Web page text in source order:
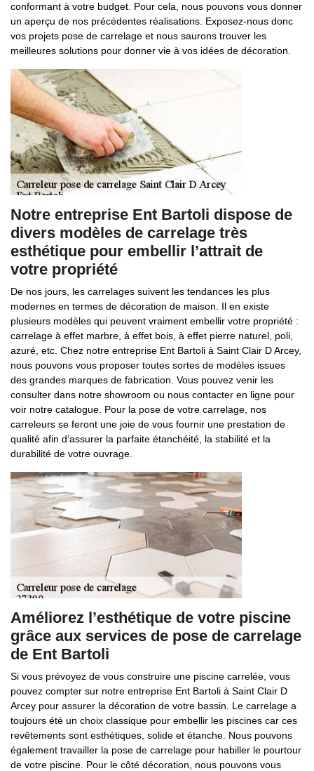
conformant à votre budget. Pour cela, nous pouvons vous donner
un aperçu de nos précédentes réalisations. Exposez-nous donc
vos projets pose de carrelage et nous saurons trouver les
meilleures solutions pour donner vie à vos idées de décoration.
Notre entreprise Ent Bartoli dispose de
divers modèles de carrelage très
esthétique pour embellir l’attrait de
votre propriété
De nos jours, les carrelages suivent les tendances les plus
modernes en termes de décoration de maison. Il en existe
plusieurs modèles qui peuvent vraiment embellir votre propriété :
carrelage à effet marbre, à effet bois, à effet pierre naturel, poli,
azuré, etc. Chez notre entreprise Ent Bartoli à Saint Clair D Arcey,
nous pouvons vous proposer toutes sortes de modèles issues
des grandes marques de fabrication. Vous pouvez venir les
consulter dans notre showroom ou nous contacter en ligne pour
voir notre catalogue. Pour la pose de votre carrelage, nos
carreleurs se feront une joie de vous fournir une prestation de
qualité afin d’assurer la parfaite étanchéité, la stabilité et la
durabilité de votre ouvrage.
Améliorez l’esthétique de votre piscine
grâce aux services de pose de carrelage
de Ent Bartoli
Si vous prévoyez de vous construire une piscine carrelée, vous
pouvez compter sur notre entreprise Ent Bartoli à Saint Clair D
Arcey pour assurer la décoration de votre bassin. Le carrelage a
toujours été un choix classique pour embellir les piscines car ces
revêtements sont esthétiques, solide et étanche. Nous pouvons
également travailler la pose de carrelage pour habiller le pourtour
de votre piscine. Pour le côté décoration, nous pouvons vous